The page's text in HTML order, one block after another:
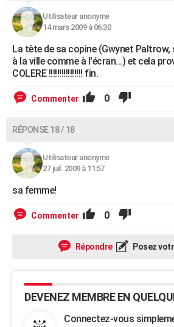
Utilisateur anonyme
14 mars 2009 à 06:30
La tête de sa copine (Gwynet Paltrow,
à la ville comme à l'écran...) et cela
COLERE !!!!!!!!!!!!!!!! fin.
Commenter 0
RÉPONSE 18 / 18
Utilisateur anonyme
27 juil. 2009 à 11:57
sa femme!
Commenter 0
Répondre Posez
DEVENEZ MEMBRE EN
Connectez-vous